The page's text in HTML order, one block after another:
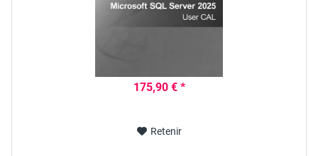
175,90 € *
Retenir